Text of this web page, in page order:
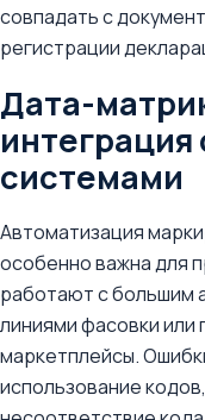
совпадать с
регистрации
Дата-
системами
Автоматизация
особенно важна для
работают с большим
линиями фасовки или
маркетплейсы.
использование